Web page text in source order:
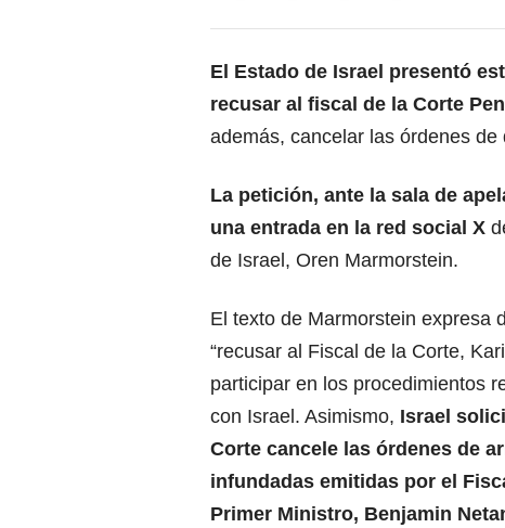
El Estado de Israel presentó
recusar al fiscal de la Corte
además, cancelar las órdenes
La petición, ante la sala de
una entrada en la red social X
de Israel, Oren Marmorstein.
El texto de Marmorstein expresa
“recusar al Fiscal de la Corte,
participar en los procedimientos
con Israel. Asimismo, Israel
Corte cancele las órdenes de
infundadas emitidas por el
Primer Ministro, Benjamin